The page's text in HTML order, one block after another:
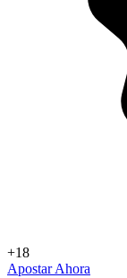
+18
Apostar Ahora